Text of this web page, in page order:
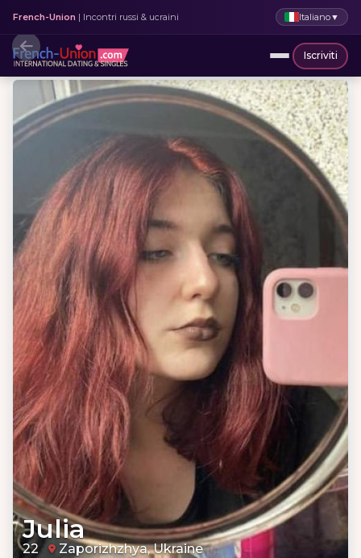
French-Union | Incontri russi & ucraini Italiano▼
Iscriviti
Julia
22 Zaporizhzhya, Ukraine